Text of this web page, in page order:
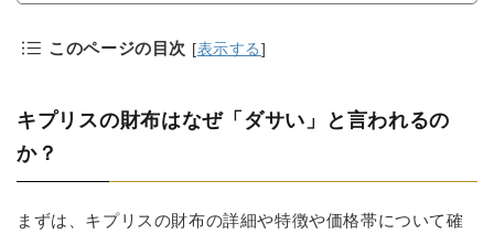
このページの目次 [表示する]
キプリスの財布はなぜ「ダサい」と言われるの
か？
まずは、キプリスの財布の詳細や特徴や価格帯について確